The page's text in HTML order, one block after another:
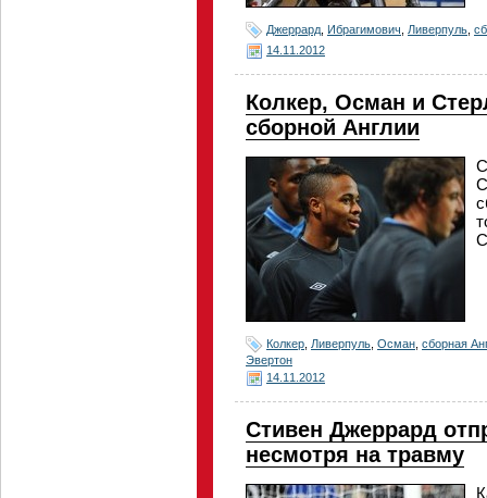
Джеррард Ибрагимович Ливерпуль
14.11.2012
Колкер, Осман и
сборной Англии
Колкер Ливерпуль Осман сборная
Эвертон
14.11.2012
Стивен Джеррард
несмотря на травму